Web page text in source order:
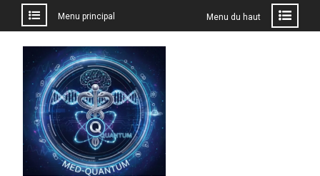
contenu
Menu principal Menu du haut